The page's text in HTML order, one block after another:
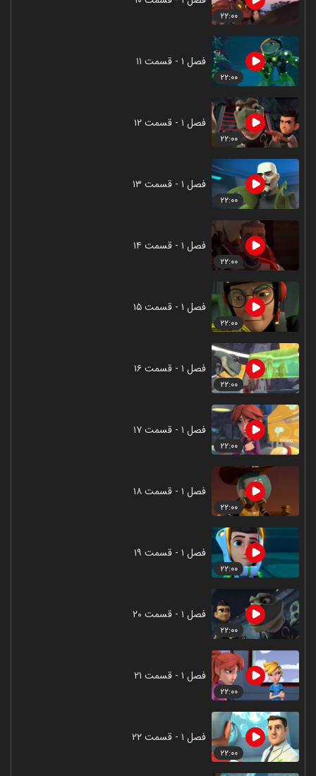
۲۲:۰۰
۲۲:۰۰
فصل ۱ - قسمت ۱۱
۲۲:۰۰
فصل ۱ - قسمت ۱۲
۲۲:۰۰
فصل ۱ - قسمت ۱۳
۲۲:۰۰
فصل ۱ - قسمت ۱۴
۲۲:۰۰
فصل ۱ - قسمت ۱۵
۲۲:۰۰
فصل ۱ - قسمت ۱۶
۲۲:۰۰
فصل ۱ - قسمت ۱۷
۲۲:۰۰
فصل ۱ - قسمت ۱۸
۲۲:۰۰
فصل ۱ - قسمت ۱۹
۲۲:۰۰
فصل ۱ - قسمت ۲۰
۲۲:۰۰
فصل ۱ - قسمت ۲۱
۲۲:۰۰
فصل ۱ - قسمت ۲۲